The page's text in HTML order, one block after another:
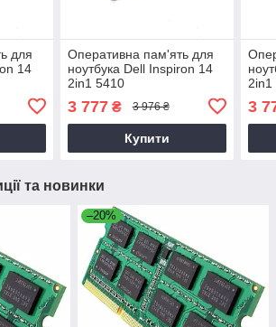
для
14
Оперативна пам'ять для
ноутбука Dell Inspiron 14
2in1 5410
3 777₴ 3 976 ₴
Купити
2in1
3
та новинки
–20%